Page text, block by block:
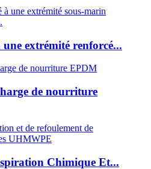
extrémité renforcé...
de nourriture
Chimique Et...